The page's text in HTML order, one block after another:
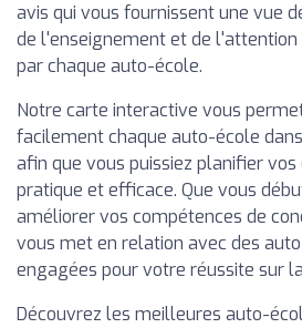
avis qui vous fournissent une vue
de l'enseignement et de
par chaque auto-école.
Notre carte interactive vous
facilement chaque auto-école
afin que vous puissiez planifier
pratique et efficace. Que vous
améliorer vos compétences de
vous met en relation avec des
engagées pour votre réussite sur
Découvrez les meilleures auto-